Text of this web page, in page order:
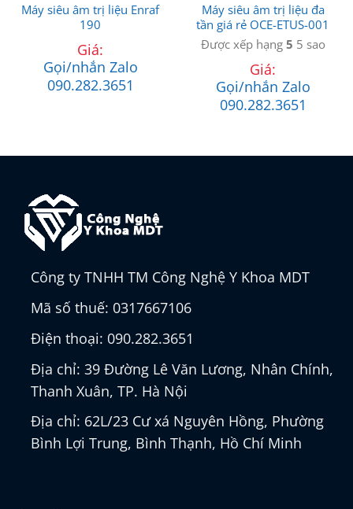
Máy siêu âm trị liệu Enraf
190
Giá:
Gọi/nhắn Zalo
090.282.3651
Máy siêu âm trị liệu đa
tần giá rẻ OCE-ETUS-001
Được xếp hạng5 5 sao
Giá:
Gọi/nhắn Zalo
090.282.3651
Công ty TNHH TM Công Nghệ Y Khoa MDT
Mã số thuế: 0317667106
Điện thoại: 090.282.3651
Địa chỉ: 39 Đường Lê Văn Lương, Nhân Chính,
Thanh Xuân, TP. Hà Nội
Địa chỉ: 62L/23 Cư xá Nguyên Hồng, Phường
Bình Lợi Trung, Bình Thạnh, Hồ Chí Minh